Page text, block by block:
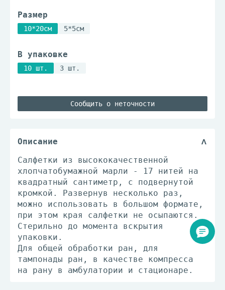
Размер
10*20см 5*5см
В упаковке
10 шт. 3 шт.
Сообщить о неточности
Описание
Салфетки из высококачественной
хлопчатобумажной марли - 17 нитей на
квадратный сантиметр, с подвернутой
кромкой. Развернув несколько раз,
можно использовать в большом формате,
при этом края салфетки не осыпаются.
Стерильно до момента вскрытия
упаковки.
Для общей обработки ран, для
тампонады ран, в качестве компресса
на рану в амбулатории и стационаре.